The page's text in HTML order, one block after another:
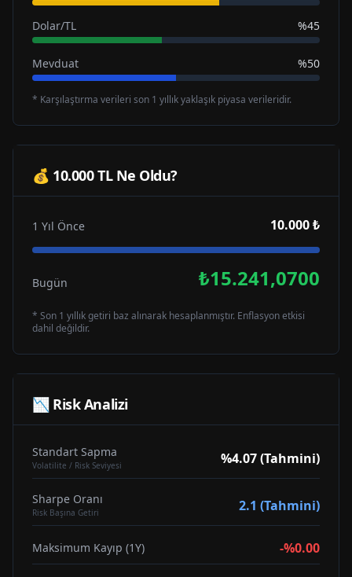
Dolar/TL %45
Mevduat %50
* Karşılaştırma verileri son 1 yıllık yaklaşık piyasa verileridir.
💰 10.000 TL Ne Oldu?
1 Yıl Önce 10.000 ₺
Bugün ₺15.241,0700
* Son 1 yıllık getiri baz alınarak hesaplanmıştır. Enflasyon etkisi
dahil değildir.
📉 Risk Analizi
Standart Sapma
Volatilite / Risk Seviyesi %4.07 (Tahmini)
Sharpe Oranı
Risk Başına Getiri 2.1 (Tahmini)
Maksimum Kayıp (1Y) -%0.00